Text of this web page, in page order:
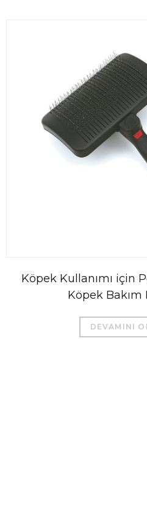
Köpek Kullanımı için
Köpek Bakım
DEVAMINI